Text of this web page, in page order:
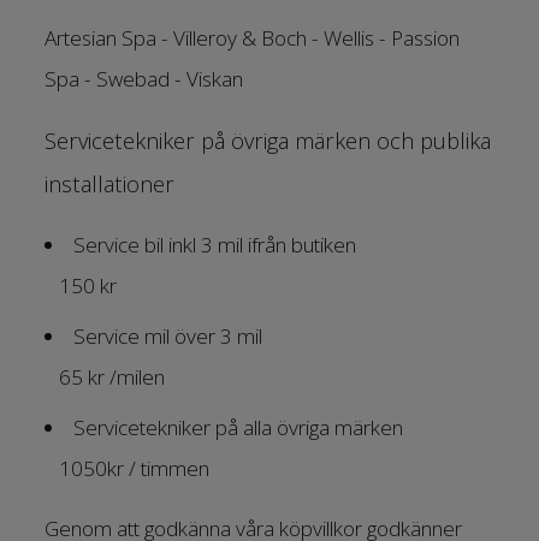
Artesian Spa - Villeroy & Boch - Wellis - Passion
Spa - Swebad - Viskan
Servicetekniker på övriga märken och publika
installationer
Service bil inkl 3 mil ifrån butiken
150 kr
Service mil över 3 mil
65 kr /milen
Servicetekniker på alla övriga märken
1050kr / timmen
Genom att godkänna våra köpvillkor godkänner